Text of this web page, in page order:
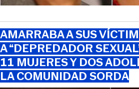
AMARRABA A SUS
A “DEPREDADOR
11 MUJERES Y DOS
LA COMUNIDAD SORDA